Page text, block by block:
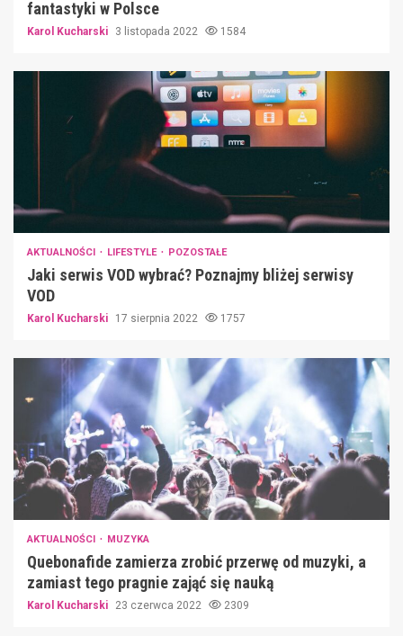
fantastyki w Polsce
Karol Kucharski 3 listopada 2022 1584
AKTUALNOŚCI LIFESTYLE POZOSTAŁE
Jaki serwis VOD wybrać? Poznajmy bliżej serwisy
VOD
Karol Kucharski 17 sierpnia 2022 1757
AKTUALNOŚCI MUZYKA
Quebonafide zamierza zrobić przerwę od muzyki, a
zamiast tego pragnie zająć się nauką
Karol Kucharski 23 czerwca 2022 2309